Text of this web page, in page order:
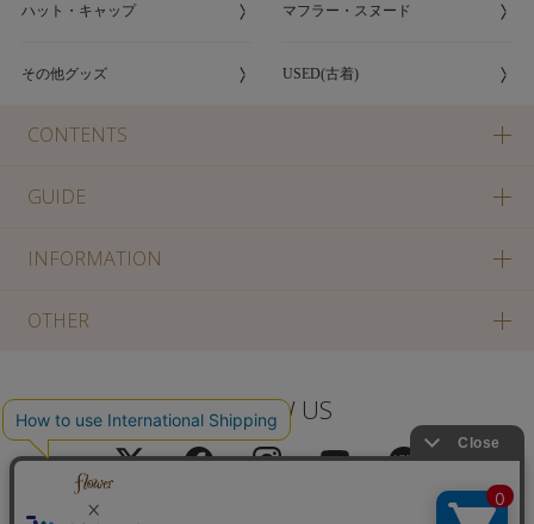
ハット・キャップ マフラー・スヌード
その他グッズ USED(古着)
CONTENTS
GUIDE
INFORMATION
OTHER
FOLLOW US